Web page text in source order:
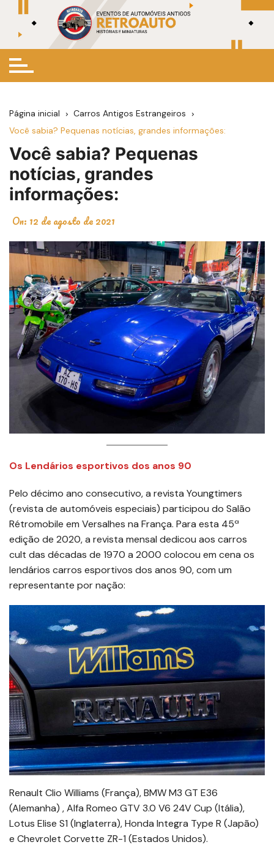
conteúdo
Página inicial
Carros Antigos Estrangeiros
Você sabia? Pequenas notícias, grandes informações:
Você sabia? Pequenas
notícias, grandes
informações:
On: 12 de agosto de 2021
Os Lendários esportivos dos anos 90
Pelo décimo ano consecutivo, a revista Youngtimers
(revista de automóveis especiais) participou do Salão
Rétromobile em Versalhes na França. Para esta 45ª
edição de 2020, a revista mensal dedicou aos carros
cult das décadas de 1970 a 2000 colocou em cena os
lendários carros esportivos dos anos 90, com um
representante por nação:
Renault Clio Williams (França), BMW M3 GT E36
(Alemanha) , Alfa Romeo GTV 3.0 V6 24V Cup (Itália),
Lotus Elise S1 (Inglaterra), Honda Integra Type R (Japão)
e Chevrolet Corvette ZR-1 (Estados Unidos).